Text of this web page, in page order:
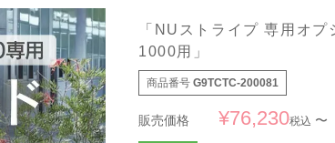
「NUストライプ 専用オ
1000用」
商品番号 G9TCTC-200081
販売価格 ¥76,230税込 〜